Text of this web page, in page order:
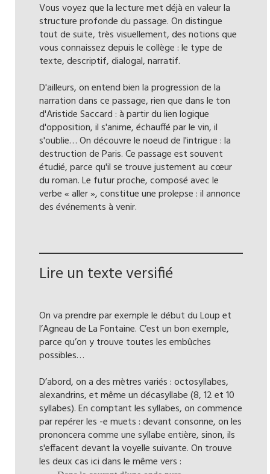
Vous voyez que la lecture met déjà en valeur la
structure profonde du passage. On distingue
tout de suite, très visuellement, des notions que
vous connaissez depuis le collège : le type de
texte, descriptif, dialogal, narratif.
D'ailleurs, on entend bien la progression de la
narration dans ce passage, rien que dans le ton
d'Aristide Saccard : à partir du lien logique
d'opposition, il s'anime, échauffé par le vin, il
s'oublie… On découvre le noeud de l'intrigue : la
destruction de Paris. Ce passage est souvent
étudié, parce qu'il se trouve justement au cœur
du roman. Le futur proche, composé avec le
verbe « aller », constitue une prolepse : il annonce
des événements à venir.
Lire un texte versifié
On va prendre par exemple le début du Loup et
l’Agneau de La Fontaine. C’est un bon exemple,
parce qu’on y trouve toutes les embûches
possibles…
D’abord, on a des mètres variés : octosyllabes,
alexandrins, et même un décasyllabe (8, 12 et 10
syllabes). En comptant les syllabes, on commence
par repérer les -e muets : devant consonne, on les
prononcera comme une syllabe entière, sinon, ils
s'effacent devant la voyelle suivante. On trouve
les deux cas ici dans le même vers :